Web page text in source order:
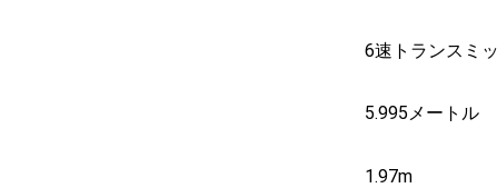
6速トランスミ
5.995メートル
1.97m